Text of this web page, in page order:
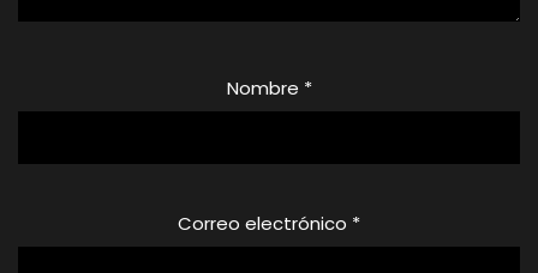
Nombre *
Correo electrónico *